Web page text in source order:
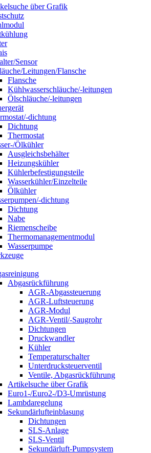
über Grafik
Sensor
Leitungen/Flansche
Flansche
Kühlwasserschläuche/-leitungen
Ölschläuche/-leitungen
dichtung
Dichtung
Thermostat
Ölkühler
Ausgleichsbehälter
Heizungskühler
Kühlerbefestigungsteile
Wasserkühler/Einzelteile
Ölkühler
dichtung
Dichtung
Nabe
Riemenscheibe
Thermomanagementmodul
Wasserpumpe
Abgasrückführung
AGR-Abgassteuerung
AGR-Luftsteuerung
AGR-Modul
AGR-Ventil/-Saugrohr
Dichtungen
Druckwandler
Kühler
Temperaturschalter
Unterdrucksteuerventil
Ventile, Abgasrückführung
Artikelsuche über Grafik
Euro1-/Euro2-/D3-Umrüstung
Lambdaregelung
Sekundärlufteinblasung
Dichtungen
SLS-Anlage
SLS-Ventil
Sekundärluft-Pumpsystem